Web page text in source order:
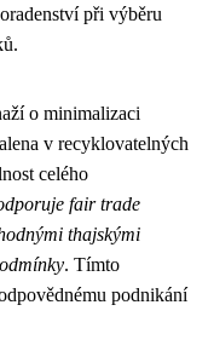
při výběru
o minimalizaci
v recyklovatelných
celého
fair trade
thajskými
. Tímto
podnikání